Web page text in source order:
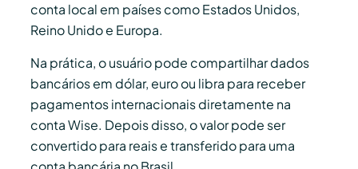
conta local em países como Estados Unidos,
Reino Unido e Europa.
Na prática, o usuário pode compartilhar dados
bancários em dólar, euro ou libra para receber
pagamentos internacionais diretamente na
conta Wise. Depois disso, o valor pode ser
convertido para reais e transferido para uma